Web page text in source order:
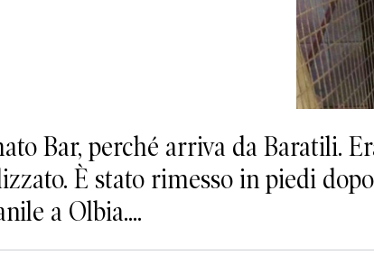
Bar, perché arriva da Baratili.
È stato rimesso in piedi
a Olbia....